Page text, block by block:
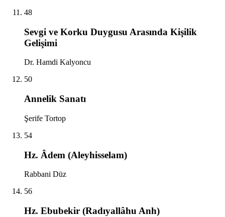
48
Sevgi ve Korku Duygusu Arasında Kişilik
Gelişimi
Dr. Hamdi Kalyoncu
50
Annelik Sanatı
Şerife Tortop
54
Hz. Âdem (Aleyhisselam)
Rabbani Düz
56
Hz. Ebubekir (Radıyallâhu Anh)